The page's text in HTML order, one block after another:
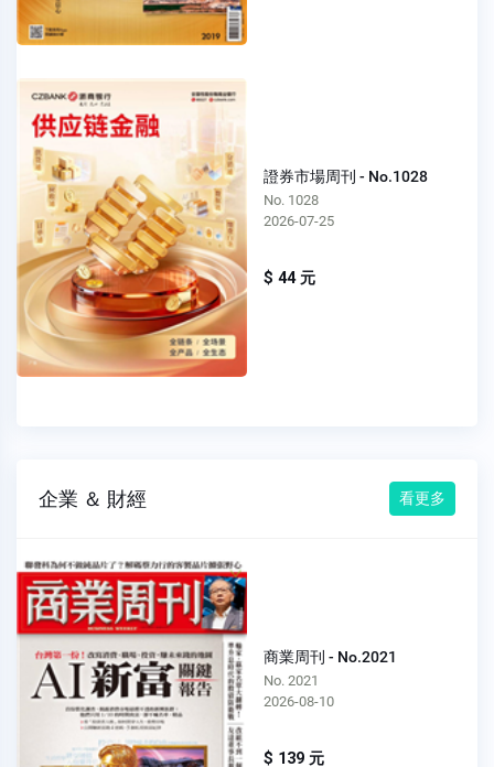
證券市場周刊 - No.1028
No. 1028
2026-07-25
$ 44 元
企業 ＆ 財經 看更多
商業周刊 - No.2021
No. 2021
2026-08-10
$ 139 元